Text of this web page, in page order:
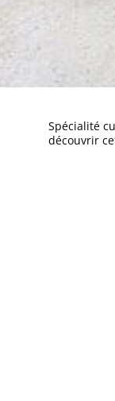
Spécialité
découvrir